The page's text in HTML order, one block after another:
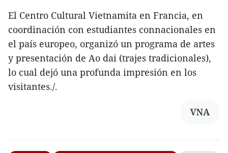
El Centro Cultural Vietnamita en Francia, en
coordinación con estudiantes connacionales en
el país europeo, organizó un programa de artes
y presentación de Ao dai (trajes tradicionales),
lo cual dejó una profunda impresión en los
visitantes./.
VNA